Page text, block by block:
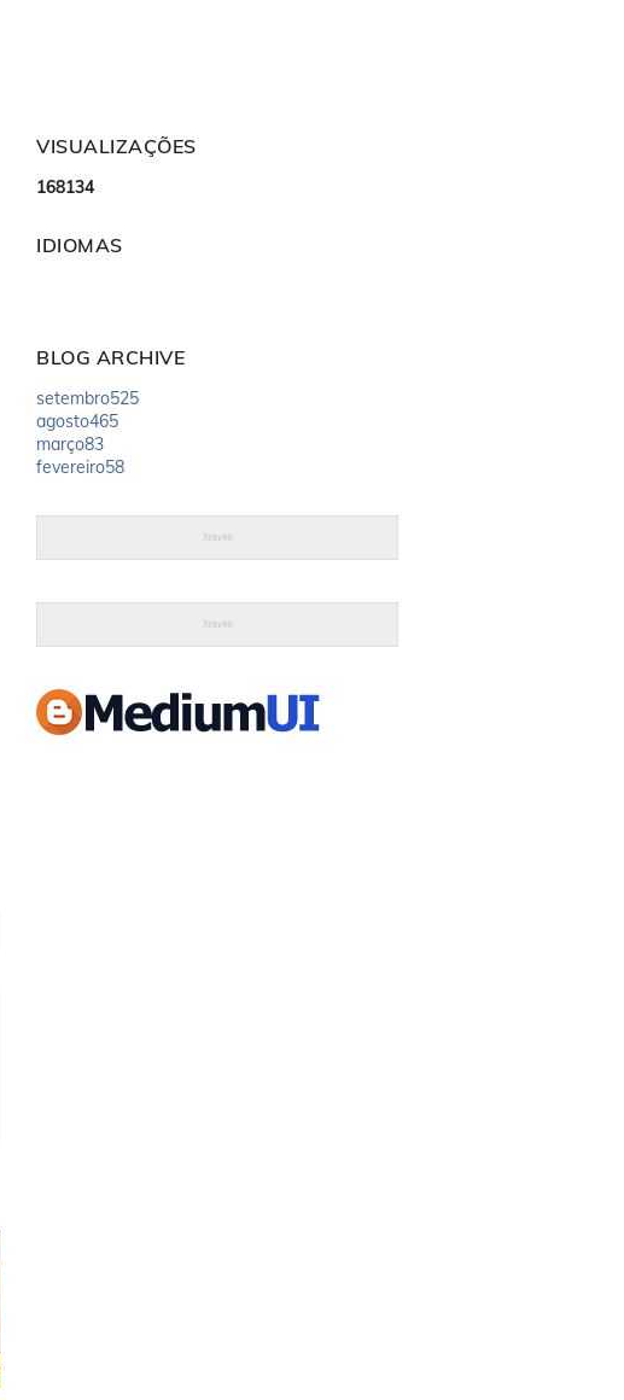
VISUALIZAÇÕES
168134
IDIOMAS
BLOG ARCHIVE
setembro525
agosto465
março83
fevereiro58